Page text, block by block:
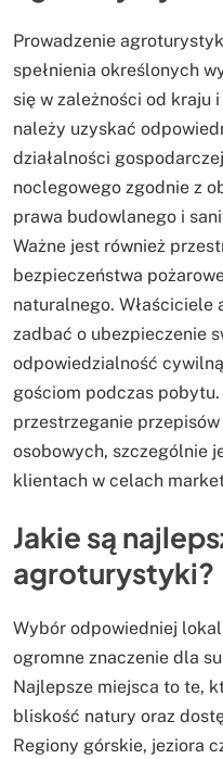
Prowadzenie
spełnienia określonych
się w zależności od kraju
należy uzyskać
działalności
noclegowego zgodnie z
prawa budowlanego i
Ważne jest również
bezpieczeństwa
naturalnego.
zadbać o ubezpieczenie
odpowiedzialność
gościom podczas
przestrzeganie
osobowych, szczególnie
klientach w celach
Jakie są
agroturystyki?
Wybór odpowiedniej
ogromne znaczenie dla
Najlepsze miejsca to te,
bliskość natury oraz
Regiony górskie, jeziora